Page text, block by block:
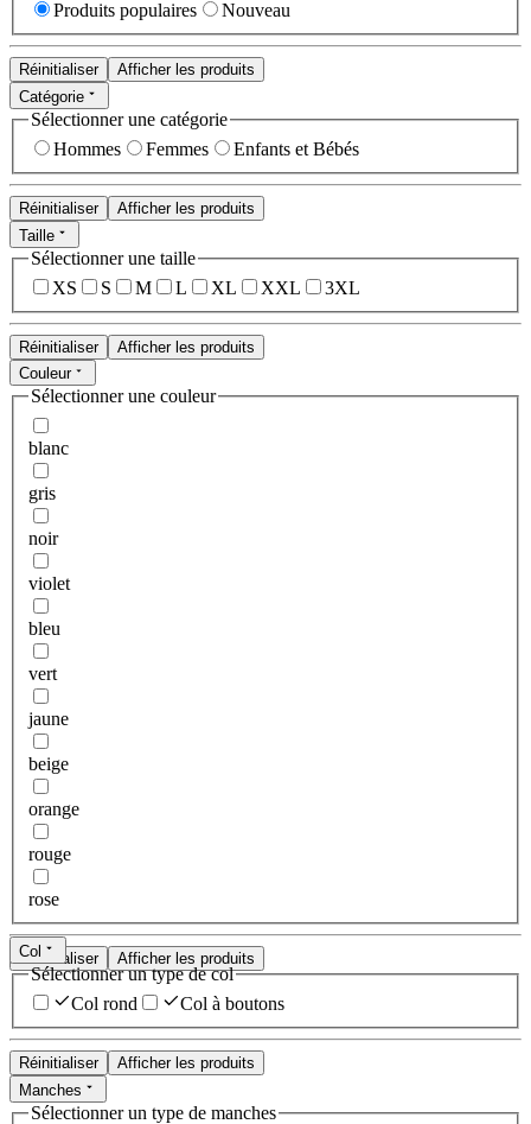
Produits populaires Nouveau
Réinitialiser
Afficher les produits
Catégorie
Sélectionner une catégorie
Hommes
Femmes Enfants et Bébés
Réinitialiser
Afficher les produits
Taille
Sélectionner une taille
XS
S M L XL XXL 3XL
Réinitialiser
Afficher les produits
Couleur
Sélectionner une couleur
blanc
gris
noir
violet
bleu
vert
jaune
beige
orange
rouge
rose
Réinitialiser Afficher les produits
Col
Sélectionner un type de col
Col rond
Col à boutons
Réinitialiser
Afficher les produits
Manches
Sélectionner un type de manches